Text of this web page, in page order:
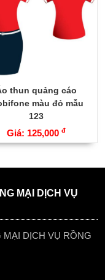
thun quảng cáo
màu đỏ mẫu
123
Giá: 125,000 đ
MẠI DỊCH VỤ
DỊCH VỤ RỒNG